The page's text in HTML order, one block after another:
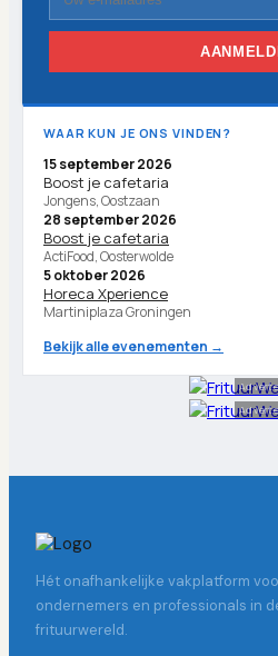
WAAR KUN JE ONS VINDEN?
15 september 2026
Boost je cafetaria
Jongens, Oostzaan
28 september 2026
Boost je cafetaria
ActiFood, Oosterwolde
5 oktober 2026
Horeca Xperience
Martiniplaza Groningen
Bekijk alle evenementen →
Hét onafhankelijke vakplatform
ondernemers en professionals in
frituurwereld.